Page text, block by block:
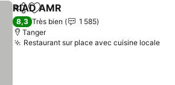
PartagerAjouter à mes favoris
RIAD AMR
8,3 Très bien
1 585
Tanger
Restaurant sur place avec cuisine locale